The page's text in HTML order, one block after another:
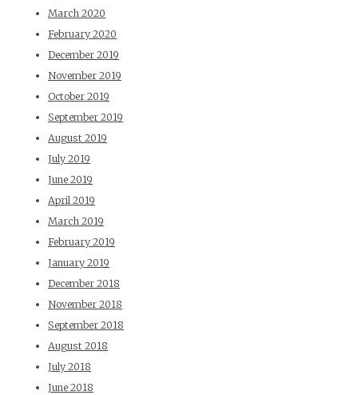
March 2020
February 2020
December 2019
November 2019
October 2019
September 2019
August 2019
July 2019
June 2019
April 2019
March 2019
February 2019
January 2019
December 2018
November 2018
September 2018
August 2018
July 2018
June 2018